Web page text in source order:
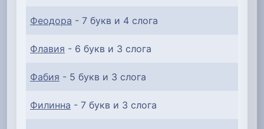
Феодора - 7 букв и 4 слога
Флавия - 6 букв и 3 слога
Фабия - 5 букв и 3 слога
Филинна - 7 букв и 3 слога